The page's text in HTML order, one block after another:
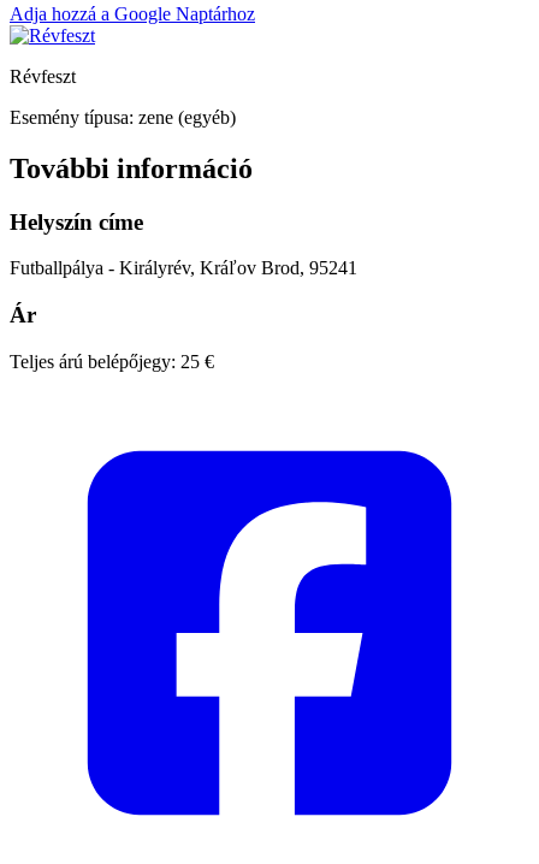
Adja hozzá a Google Naptárhoz
Révfeszt
Esemény típusa: zene (egyéb)
További információ
Helyszín címe
Futballpálya - Királyrév, Kráľov Brod, 95241
Ár
Teljes árú belépőjegy: 25 €